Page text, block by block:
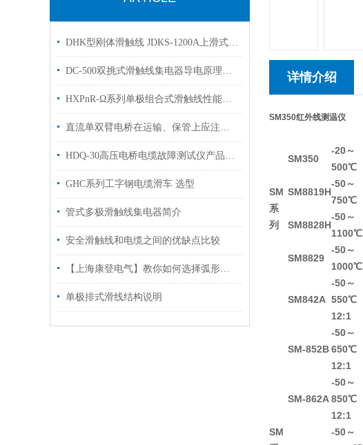
DHK型刚体滑触线 JDKS-1200A上滑式正装侧压刚体集电器
DC-500双挑式滑触线集电器导电原理，系统组成及其功能特点
HXPnR-Ω系列单极组合式滑触线性能规格安装图
直流单双臂电桥在运输、保管上应注意以下事项
HDQ-30高压电桥电缆故障测试仪产品特点
GHC系列工字钢电缆滑车 选型
管式多极滑触线集电器简介
安全滑触线和电缆之间的优缺点比较
【上海康登电气】教你如何选择弧形安全滑触线
单极排式滑线结构说明
详情介绍
SM350红外线测温仪
SM
系
列
SM350
-20～
500℃
SM8819H
-50～
750℃
SM8828H
-50～
1100℃
SM8829
-50～
1000℃
SM
SM842A
-50～
550℃
12:1
SM-852B
-50～
650℃
12:1
SM-862A
-50～
850℃
12:1
-50～